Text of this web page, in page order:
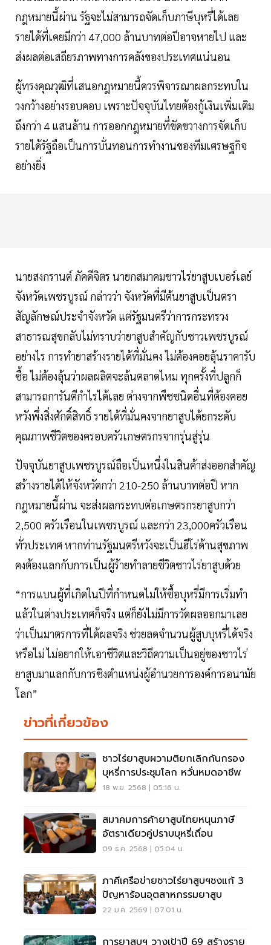
กฎหมายนี้ผ่าน รัฐจะไม่สามารถจัดเก็บภาษีบุหรี่ได้เลย
รายได้ที่เคยมีกว่า 47,000 ล้านบาทต่อปีอาจหายไป และ
ส่งผลต่อเสถียรภาพทางการคลังของประเทศแน่นอน
ผู้ทรงคุณวุฒิที่เสนอกฎหมายนี้ควรพิจารณาผลกระทบใน
วงกว้างอย่างรอบคอบ เพราะปัจจุบันไทยต้องกู้เงินเพิ่มเติม
ถึงกว่า 4 แสนล้าน การออกกฎหมายที่ขัดขวางการจัดเก็บ
รายได้รัฐถือเป็นการบั่นทอนการทำงานของทีมเศรษฐกิจ
อย่างยิ่ง
นายสงกรานต์ ภัคดีจิตร นายกสมาคมชาวไร่ยาสูบเบอร์เลย์
จังหวัดเพชรบูรณ์ กล่าวว่า จังหวัดที่มีต้นยาสูบเป็นตรา
สัญลักษณ์ประจำจังหวัด แต่รัฐมนตรีว่าการกระทรวง
สาธารณสุขกลับไม่ทราบว่ายาสูบสำคัญกับชาวเพชรบูรณ์
อย่างไร การทำยาสร้างรายได้ที่มั่นคง ไม่ต้องคอยลุ้นราคารับ
ซื้อ ไม่ต้องลุ้นว่าผลผลิตจะล้นตลาดไหม ทุกครั้งที่ปลูกก็
สามารถการันตีกำไรได้เลย ต่างจากพืชชนิดอื่นที่ต้องคอย
หวังพึ่งสิ่งศักดิ์สิทธิ์ รายได้ที่มั่นคงจากยาสูบได้ยกระดับ
คุณภาพชีวิตของครอบครัวเกษตรกรจากรุ่นสู่รุ่น
ปัจจุบันยาสูบเพชรบูรณ์ถือเป็นหนึ่งในสินค้าส่งออกสำคัญ
สร้างรายได้ให้จังหวัดกว่า 210-250 ล้านบาทต่อปี หาก
กฎหมายนี้ผ่าน จะส่งผลกระทบต่อเกษตรกรยาสูบกว่า
2,500 ครัวเรือนในเพชรบูรณ์ และกว่า 23,000ครัวเรือน
ทั่วประเทศ หากท่านรัฐมนตรีหวังจะเป็นฮีโร่ด้านสุขภาพ
คงต้องแลกกับการเป็นผู้ร้ายทำลายชีวิตชาวไร่ยาสูบด้วย
“การแบนผู้ที่เกิดในปีที่กำหนดไม่ให้ซื้อบุหรี่มีการเริ่มทำ
แล้วในต่างประเทศก็จริง แต่ก็ยังไม่มีการวัดผลออกมาเลย
ว่าเป็นมาตรการที่ได้ผลจริง ช่วยลดจำนวนผู้สูบบุหรี่ได้จริง
หรือไม่ ไม่อยากให้เอาชีวิตและวิถีความเป็นอยู่ของชาวไร่
ยาสูบมาแลกกับการชิงตำแหน่งผู้อำนวยการองค์การอนามัย
โลก”
ข่าวที่เกี่ยวข้อง
ชาวไร่ยาสูบผวามติยกเลิกก้นกรอง
บุหรี่การประชุมโลก หวั่นหมดอาชีพ
18 พ.ย. 2568 | 05:16 น.
สมาคมการค้ายาสูบไทยหนุนภาษี
อัตราเดียวคู่ปราบบุหรี่เถื่อน
09 ธ.ค. 2568 | 05:04 น.
ภาคีเครือข่ายชาวไร่ยาสูบฯชงแก้ 3
ปัญหาร้อนอุตสาหกรรมยาสูบ
22 ม.ค. 2569 | 07:01 น.
การยาสูบฯ วางเป้าปี 69 สร้างราย